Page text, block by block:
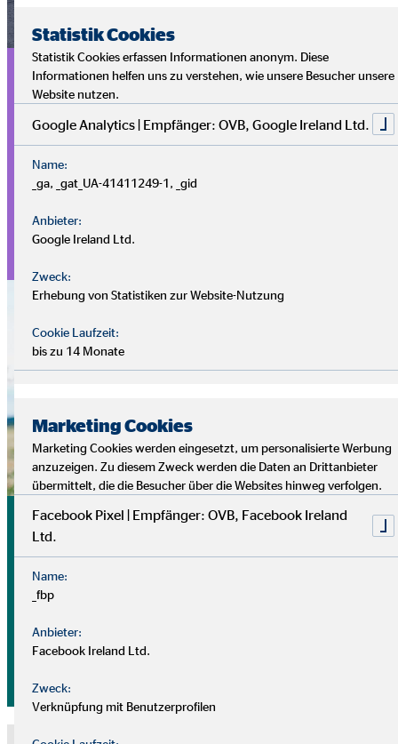
»YO(U)nited - we help«
OVB steht in Europa zusammen. Wir möchten für die
Ukraine schnellstmögliche Unterstützung leisten und haben
den Hilfsfonds »YO(U)nited - we help« eingerichtet.
Neben Soforthilfen für OVB’lerinnen und OVB’ler, hat der
Hilfsfonds jeweils eine Spende für das Deutsche Rote Kreuz
SOS Kinderdörfer weltweit
»Fit for Life« ist der Leitgedanke der Kooperation zwischen
OVB Hilfswerk und SOS Kinderdörfer.
Mit gemeinsamen lokalen Aktionen werden Kinder und
zu machen.
Statistik Cookies
Statistik Cookies erfassen Informationen anonym. Diese
Informationen helfen uns zu verstehen, wie unsere Besucher unsere
Website nutzen.
Google Analytics | Empfänger: OVB, Google Ireland Ltd.
Name:
_ga, _gat_UA-41411249-1, _gid
Anbieter:
Google Ireland Ltd.
Zweck:
Erhebung von Statistiken zur Website-Nutzung
Cookie Laufzeit:
bis zu 14 Monate
Marketing Cookies
Marketing Cookies werden eingesetzt, um personalisierte Werbung
anzuzeigen. Zu diesem Zweck werden die Daten an Drittanbieter
übermittelt, die die Besucher über die Websites hinweg verfolgen.
Facebook Pixel | Empfänger: OVB, Facebook Ireland
Ltd.
Name:
_fbp
Anbieter:
Facebook Ireland Ltd.
Zweck:
Verknüpfung mit Benutzerprofilen